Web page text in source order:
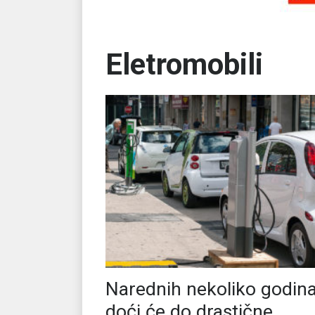
Eletromobili
Narednih nekoliko